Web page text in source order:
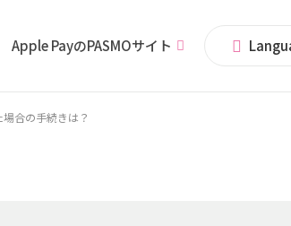
Apple PayのPASMOサイト
合の手続きは？